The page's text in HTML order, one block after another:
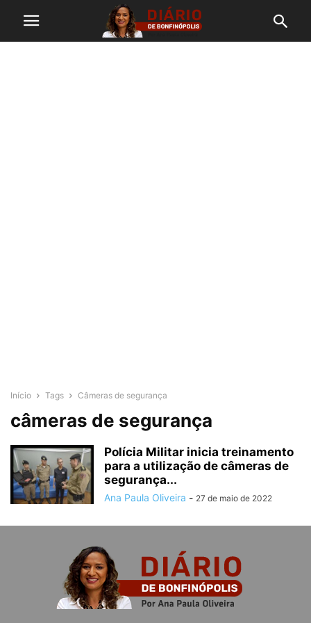
Início Tags Câmeras de segurança
câmeras de segurança
Polícia Militar inicia treinamento
para a utilização de câmeras de
segurança...
Ana Paula Oliveira - 27 de maio de 2022